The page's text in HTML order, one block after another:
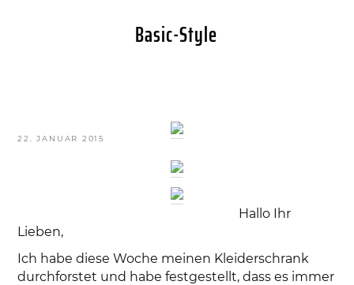
VERÖFFENTLICHT
22. JANUAR 2015
Basic-Style
Hallo Ihr
Lieben,
Ich habe diese Woche meinen Kleiderschrank
durchforstet und habe festgestellt, dass es immer